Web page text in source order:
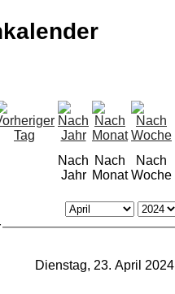
Nach
Jahr
Nach
Monat
Nach
Woche
Dienstag, 23. April 2024